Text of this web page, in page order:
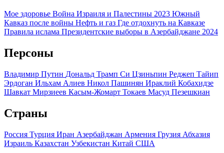
Мое здоровье Война Израиля и Палестины 2023 Южный
Кавказ после войны Нефть и газ Где отдохнуть на Кавказе
Правила ислама Президентские выборы в Азербайджане 2024
Персоны
Владимир Путин Дональд Трамп Си Цзиньпин Реджеп Тайип
Эрдоган Ильхам Алиев Никол Пашинян Ираклий Кобахидзе
Шавкат Мирзиеев Касым-Жомарт Токаев Масуд Пезешкиан
Страны
Россия Турция Иран Азербайджан Армения Грузия Абхазия
Израиль Казахстан Узбекистан Китай США